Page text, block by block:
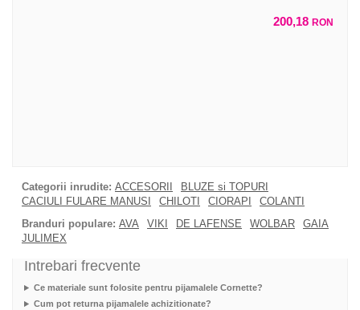
200,18 RON
Categorii inrudite: ACCESORII
BLUZE si TOPURI
CACIULI FULARE MANUSI
CHILOTI CIORAPI
COLANTI
Branduri populare: AVA VIKI DE LAFENSE WOLBAR
GAIA
JULIMEX
Intrebari frecvente
Ce materiale sunt folosite pentru pijamalele Cornette?
Cum pot returna pijamalele achizitionate?